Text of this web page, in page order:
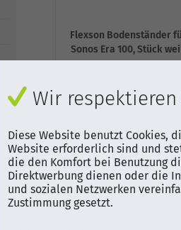
Wir
Diese Website benutzt Cookies,
Website erforderlich sind und
die den Komfort bei Benutzung
Direktwerbung dienen oder die
und sozialen Netzwerken
Zustimmung gesetzt.
Flexson Bodenständer
Sonos Era 100, Stück
69,00 € *
Filtern